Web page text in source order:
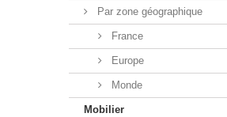
Par zone géographique
France
Europe
Monde
Mobilier